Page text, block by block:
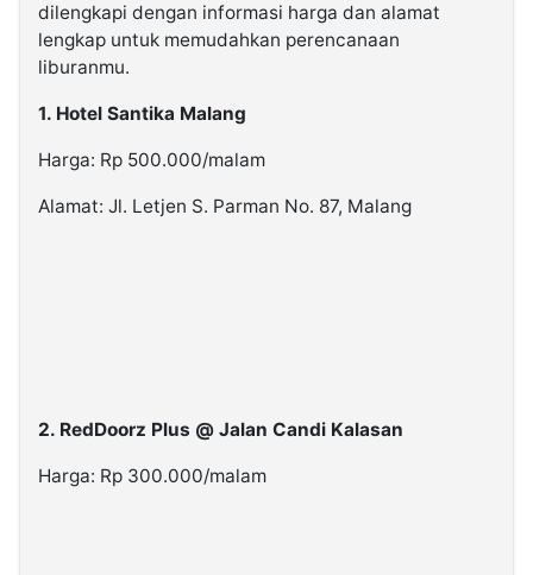
dilengkapi dengan informasi harga dan alamat
lengkap untuk memudahkan perencanaan
liburanmu.
1. Hotel Santika Malang
Harga: Rp 500.000/malam
Alamat: Jl. Letjen S. Parman No. 87, Malang
2. RedDoorz Plus @ Jalan Candi Kalasan
Harga: Rp 300.000/malam